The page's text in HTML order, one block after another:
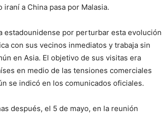
a China pasa por Malasia.
estadounidense por perturbar esta evolución
con sus vecinos inmediatos y trabaja sin
en Asia. El objetivo de sus visitas era
en medio de las tensiones comerciales
se indicó en los comunicados oficiales.
después, el 5 de mayo, en la reunión